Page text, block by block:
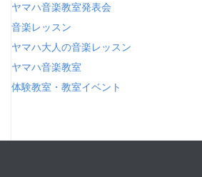
ヤマハ音楽教室発表会
音楽レッスン
ヤマハ大人の音楽レッスン
ヤマハ音楽教室
体験教室・教室イベント